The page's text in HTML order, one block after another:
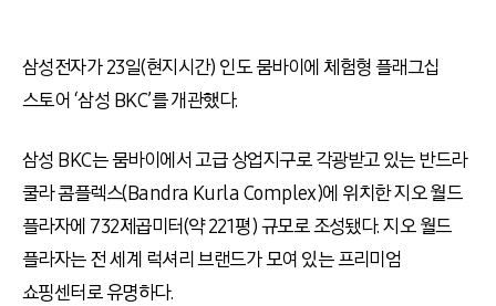
삼성전자가 23일(현지시간) 인도 뭄바이에 체험형 플래그십
스토어 ‘삼성 BKC’를 개관했다.
삼성 BKC는 뭄바이에서 고급 상업지구로 각광받고 있는 반드라
쿨라 콤플렉스(Bandra Kurla Complex)에 위치한 지오 월드
플라자에 732제곱미터(약 221평) 규모로 조성됐다. 지오 월드
플라자는 전 세계 럭셔리 브랜드가 모여 있는 프리미엄
쇼핑센터로 유명하다.